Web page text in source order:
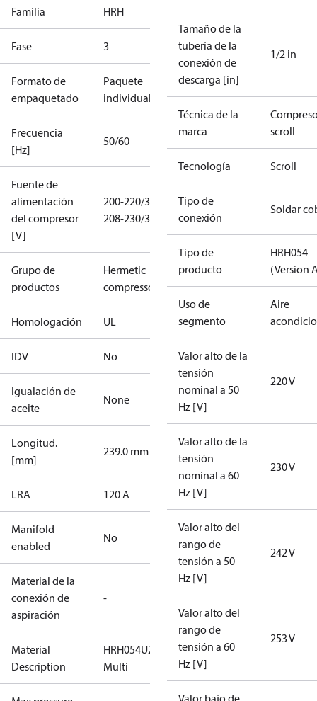
Familia HRH
Fase 3
Formato de
empaquetado
Paquete
individual
Frecuencia
[Hz]
50/60
Fuente de
alimentación
del compresor
[V]
200-220/3/50
208-230/3/60
Grupo de
productos
Hermetic
compressors
Homologación UL
IDV No
Igualación de
aceite
None
Longitud.
[mm]
239.0 mm
LRA 120 A
Manifold
enabled
No
Material de la
conexión de
aspiración
-
Material
Description
HRH054U2LP6A-
Multi
Tamaño de la
tubería de la
conexión de
descarga [in]
1/2 in
Técnica de la
marca
scroll
Tecnología Scroll
Tipo de
conexión
Soldar
Tipo de
producto
HRH054
(Version
Uso de
segmento
Aire
Valor alto de la
tensión
nominal a 50
Hz [V]
220 V
Valor alto de la
tensión
nominal a 60
Hz [V]
230 V
Valor alto del
rango de
tensión a 50
Hz [V]
242 V
Valor alto del
rango de
tensión a 60
Hz [V]
253 V
Valor bajo de